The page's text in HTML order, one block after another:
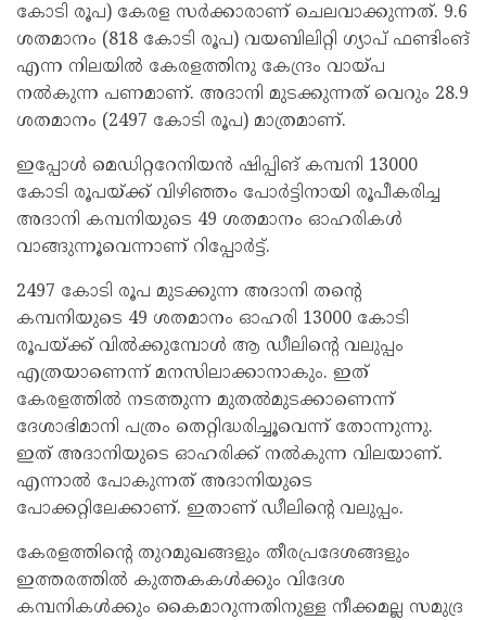
കോടി രൂപ) കേരള സര്‍ക്കാരാണ് ചെലവാക്കുന്നത്. 9.6
ശതമാനം (818 കോടി രൂപ) വയബിലിറ്റി ഗ്യാപ് ഫണ്ടിംങ്
എന്ന നിലയില്‍ കേരളത്തിനു കേന്ദ്രം വായ്പ
നല്‍കുന്ന പണമാണ്. അദാനി മുടക്കുന്നത് വെറും 28.9
ശതമാനം (2497 കോടി രൂപ) മാത്രമാണ്.
ഇപ്പോള്‍ മെഡിറ്ററേനിയന്‍ ഷിപ്പിങ് കമ്പനി 13000
കോടി രൂപയ്ക്ക് വിഴിഞ്ഞം പോര്‍ട്ടിനായി രൂപീകരിച്ച
അദാനി കമ്പനിയുടെ 49 ശതമാനം ഓഹരികള്‍
വാങ്ങുന്നൂവെന്നാണ് റിപ്പോര്‍ട്ട്.
2497 കോടി രൂപ മുടക്കുന്ന അദാനി തന്റെ
കമ്പനിയുടെ 49 ശതമാനം ഓഹരി 13000 കോടി
രൂപയ്ക്ക് വില്‍ക്കുമ്പോള്‍ ആ ഡീലിന്റെ വലുപ്പം
എത്രയാണെന്ന് മനസിലാക്കാനാകും. ഇത്
കേരളത്തില്‍ നടത്തുന്ന മുതല്‍മുടക്കാണെന്ന്
ദേശാഭിമാനി പത്രം തെറ്റിദ്ധരിച്ചൂവെന്ന് തോന്നുന്നു.
ഇത് അദാനിയുടെ ഓഹരിക്ക് നല്‍കുന്ന വിലയാണ്.
എന്നാല്‍ പോകുന്നത് അദാനിയുടെ
പോക്കറ്റിലേക്കാണ്. ഇതാണ് ഡീലിന്റെ വലുപ്പം.
കേരളത്തിന്റെ തുറമുഖങ്ങളും തീരപ്രദേശങ്ങളും
ഇത്തരത്തില്‍ കുത്തകകള്‍ക്കും വിദേശ
കമ്പനികള്‍ക്കും കൈമാറുന്നതിനുള്ള നീക്കമല്ല സമുദ്ര